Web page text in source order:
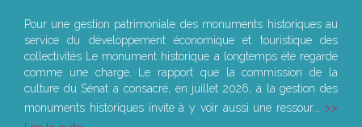
Pour une gestion patrimoniale des monuments historiques au
service du développement économique et touristique des
collectivités Le monument historique a longtemps été regardé
comme une charge. Le rapport que la commission de la
culture du Sénat a consacré, en juillet 2026, à la gestion des
monuments historiques invite à y voir aussi une ressour...